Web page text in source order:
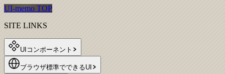
UI-memo TOP
SITE LINKS
UIコンポーネント
ブラウザ標準でできるUI